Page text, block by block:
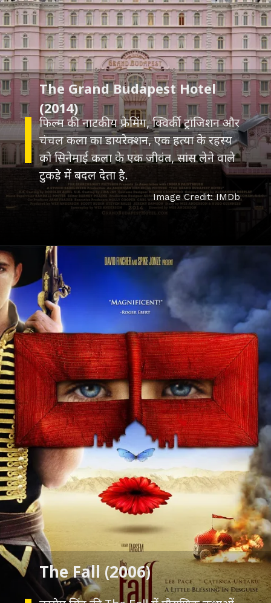
फिल्म की नाटकीय फ्रेमिंग, क्विर्की ट्रांजिशन और
चंचल कला का डायरेक्शन, एक हत्या के रहस्य
को सिनेमाई कला के एक जीवंत, सांस लेने वाले
टुकड़े में बदल देता है.
The Grand Budapest Hotel
(2014)
Image Credit: IMDb
The Fall (2006)